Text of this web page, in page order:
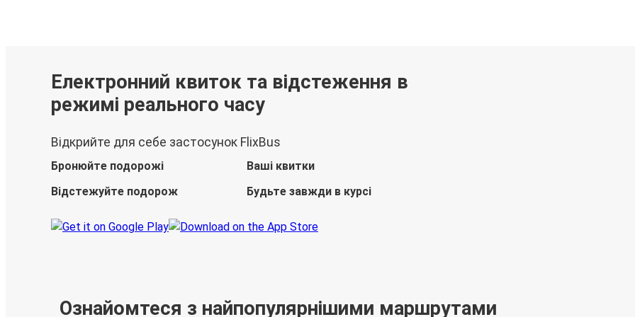
Електронний квиток та відстеження в
режимі реального часу
Відкрийте для себе застосунок FlixBus
Бронюйте подорожі
Ваші квитки
Відстежуйте подорож
Будьте завжди в курсі
Ознайомтеся з найпопулярнішими маршрутами